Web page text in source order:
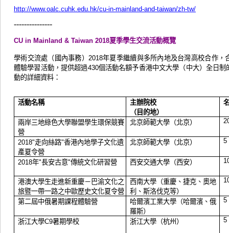
http://www.oalc.cuhk.edu.hk/cu-in-mainland-and-taiwan/zh-tw/
---------------
CU in Mainland & Taiwan 2018夏季學生交流活動概覽
學術交流處（國內事務） 2018年夏季繼續與多所內地及台灣高校合作，
體驗學習活動，提供超過430個活動名額予香港中文大學（中大）全日制
動的詳細資料：
活動名稱
主辦院校
（目的地）
兩岸三地綠色大學聯盟學生環保競賽
營
北京師範大學（北京）
2018"走向絲路"香港內地學子文化遺
產夏令營
北京師範大學（北京） 5
2018年"長安古意"傳統文化研習營 西安交通大學（西安）
港澳大學生走進新重慶－巴渝文化之
旅暨一帶一路之中歐歷史文化夏令營
西南大學（重慶、捷克、奧地
利、斯洛伐克等）
第二屆中俄暑期課程體驗營
哈爾濱工業大學（哈爾濱、俄
羅斯）
5
浙江大學C9暑期學校 浙江大學（杭州） 5